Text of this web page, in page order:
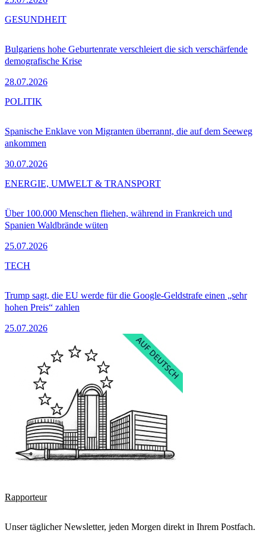
Bulgariens hohe Geburtenrate verschleiert die sich verschärfende
demografische Krise
28.07.2026
GESUNDHEIT
Spanische Enklave von Migranten überrannt, die auf dem Seeweg
ankommen
30.07.2026
POLITIK
Über 100.000 Menschen fliehen, während in Frankreich und
Spanien Waldbrände wüten
25.07.2026
ENERGIE, UMWELT & TRANSPORT
Trump sagt, die EU werde für die Google-Geldstrafe einen „sehr
hohen Preis“ zahlen
25.07.2026
TECH
Rapporteur
Unser täglicher Newsletter, jeden Morgen direkt in Ihrem Postfach.